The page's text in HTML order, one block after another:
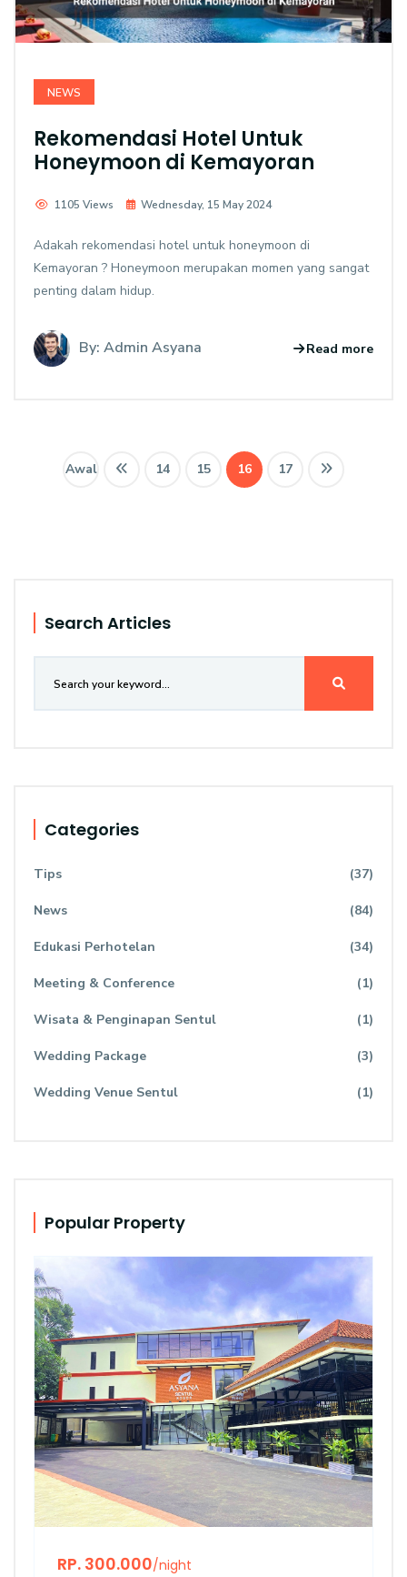
NEWS
Rekomendasi Hotel Untuk
Honeymoon di Kemayoran
1105 Views Wednesday, 15 May 2024
Adakah rekomendasi hotel untuk honeymoon di
Kemayoran ? Honeymoon merupakan momen yang sangat
penting dalam hidup.
By: Admin Asyana Read more
Awal 14 15 16 17
Search Articles
Categories
Tips (37)
News (84)
Edukasi Perhotelan (34)
Meeting & Conference (1)
Wisata & Penginapan Sentul (1)
Wedding Package (3)
Wedding Venue Sentul (1)
Popular Property
RP. 300.000/night